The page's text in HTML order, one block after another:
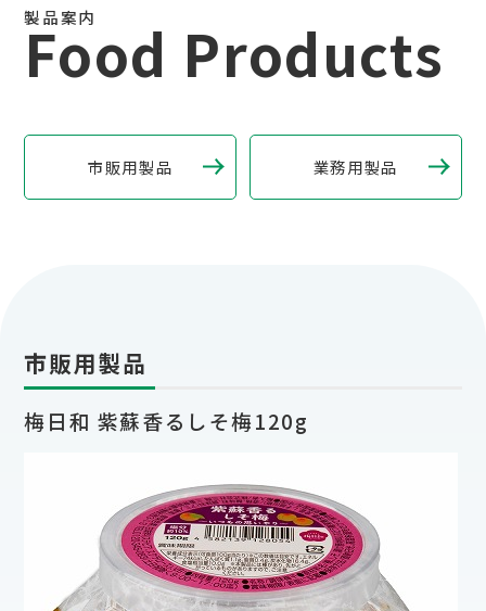
製品案内
Food Products
市販用製品 業務用製品
市販用製品
梅日和 紫蘇香るしそ梅120g